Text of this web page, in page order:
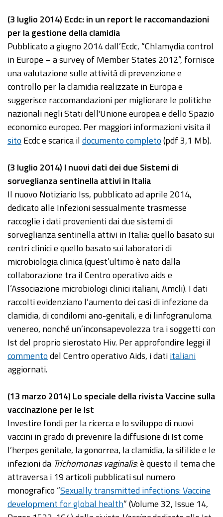
(3 luglio 2014) Ecdc: in un report le raccomandazioni
per la gestione della clamidia
Pubblicato a giugno 2014 dall’Ecdc, “Chlamydia control
in Europe – a survey of Member States 2012”, fornisce
una valutazione sulle attività di prevenzione e
controllo per la clamidia realizzate in Europa e
suggerisce raccomandazioni per migliorare le politiche
nazionali negli Stati dell'Unione europea e dello Spazio
economico europeo. Per maggiori informazioni visita il
sito Ecdc e scarica ildocumento completo(pdf 3,1 Mb).
(3 luglio 2014) I nuovi dati dei due Sistemi di
sorveglianza sentinella attivi in Italia
Il nuovo Notiziario Iss, pubblicato ad aprile 2014,
dedicato alle Infezioni sessualmente trasmesse
raccoglie i dati provenienti dai due sistemi di
sorveglianza sentinella attivi in Italia: quello basato sui
centri clinici e quello basato sui laboratori di
microbiologia clinica (quest’ultimo è nato dalla
collaborazione tra il Centro operativo aids e
l’Associazione microbiologi clinici italiani, Amcli). I dati
raccolti evidenziano l’aumento dei casi di infezione da
clamidia, di condilomi ano-genitali, e di linfogranuloma
venereo, nonché un’inconsapevolezza tra i soggetti con
Ist del proprio sierostato Hiv. Per approfondire leggi il
commentodel Centro operativo Aids, i datiitaliani
aggiornati.
(13 marzo 2014) Lo speciale della rivista Vaccine sulla
vaccinazione per le Ist
Investire fondi per la ricerca e lo sviluppo di nuovi
vaccini in grado di prevenire la diffusione di Ist come
l’herpes genitale, la gonorrea, la clamidia, la sifilide e le
infezioni da Trichomonas vaginalis: è questo il tema che
attraversa i 19 articoli pubblicati sul numero
monografico “Sexually transmitted infections: Vaccine
development for global health” (Volume 32, Issue 14,